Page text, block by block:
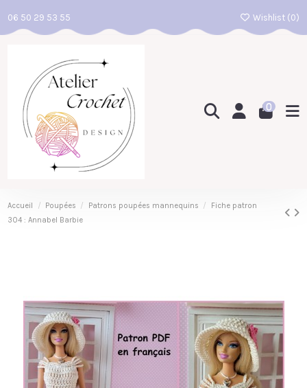
06 50 29 53 55 Wishlist (0)
0
Accueil Poupées Patrons poupées mannequins
Fiche patron
304 : Annabel Barbie